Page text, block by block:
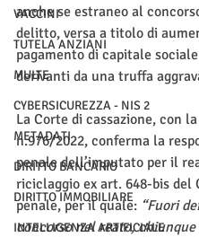
VACCINI
TUTELA ANZIANI
MULTE
CYBERSICUREZZA - NIS 2
METADATI
DIRITTO BANCARIO
DIRITTO IMMOBILIARE
INTELLIGENZA ARTIFICIALE
anche se estraneo al
delitto, versa a titolo di
pagamento di capitale
derivanti da una truffa
La Corte di cassazione, con
n.976/2022, conferma la
penale dell’imputato per il
riciclaggio ex art. 648-bis del
penale, per il quale: “Fuori
concorso nel reato,